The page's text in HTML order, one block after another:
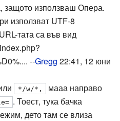
защото използваш Опера.
използват UTF-8
тата са във вид
--Gregg 22:41, 12 юни
*/w/*,
мааа направо
. Тоест, тука бачка
дето там се влиза